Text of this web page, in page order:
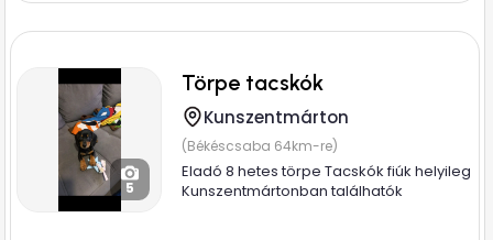
5
Törpe tacskók
Kunszentmárton
(Békéscsaba 64km-re)
Eladó 8 hetes törpe Tacskók fiúk helyileg
Kunszentmártonban találhatók